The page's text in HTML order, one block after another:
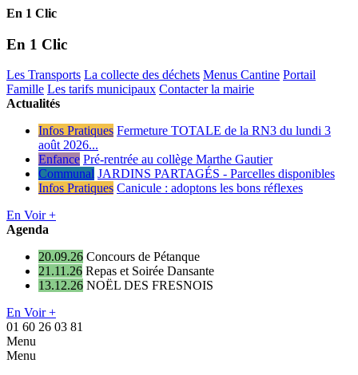
En 1 Clic
En 1 Clic
Les Transports La collecte des déchets Menus Cantine Portail
Famille Les tarifs municipaux Contacter la mairie
Actualités
Infos Pratiques Fermeture TOTALE de la RN3 du lundi 3
août 2026...
Enfance Pré-rentrée au collège Marthe Gautier
Communal JARDINS PARTAGÉS - Parcelles disponibles
Infos Pratiques Canicule : adoptons les bons réflexes
En Voir +
Agenda
20.09.26 Concours de Pétanque
21.11.26 Repas et Soirée Dansante
13.12.26 NOËL DES FRESNOIS
En Voir +
01 60 26 03 81
Menu
Menu